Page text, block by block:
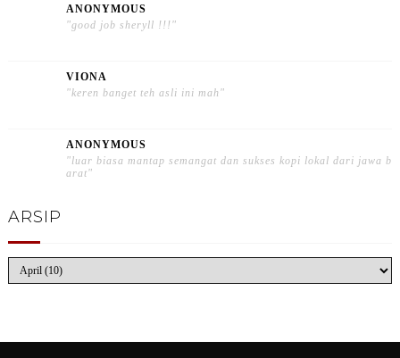
ANONYMOUS
"good job sheryll !!!"
VIONA
"keren banget teh asli ini mah"
ANONYMOUS
"luar biasa mantap semangat dan sukses kopi lokal dari jawa b
arat"
ARSIP